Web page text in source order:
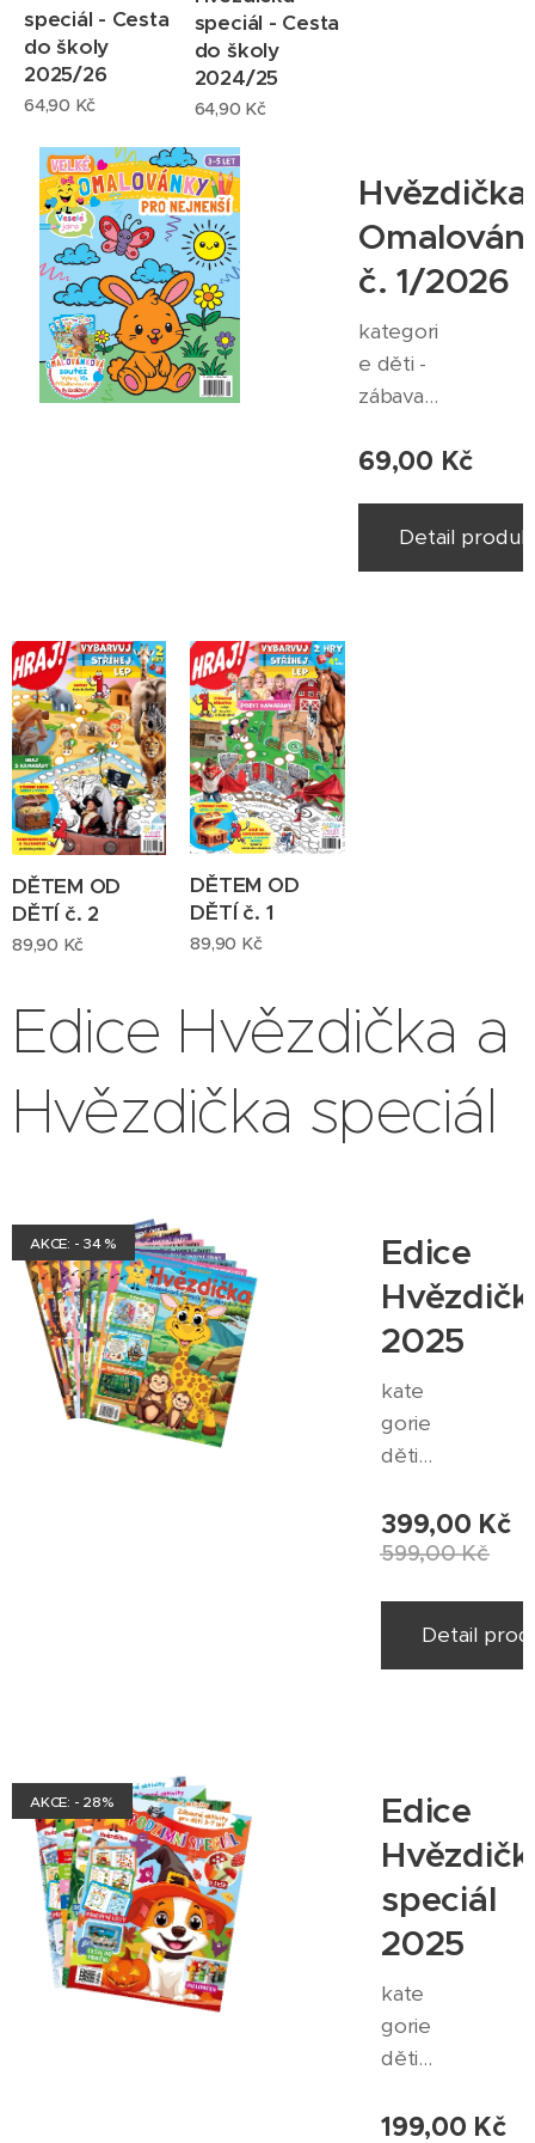
speciál - Cesta
do školy
2025/26
64,90 Kč
speciál - Cesta
do školy
2024/25
64,90 Kč
Hvězdička
č. 1/2026
kategori
e děti -
zábava
1/26
tiskovou
69,00 Kč
Detail
DĚTEM OD
DĚTÍ č. 2
89,90 Kč
DĚTEM OD
DĚTÍ č. 1
89,90 Kč
Edice Hvězdička a
Hvězdička speciál
AKCE: - 34 %
Edice
2025
kate
gorie
děti -
láván
í 10
2025
zásilk
ou
zdar
ma
po
dě
obje
dnáv
obdr
399,00 Kč
599,00Kč
Detail
AKCE: - 28%
Edice
speciál
2025
kate
gorie
děti -
láván
199,00 Kč